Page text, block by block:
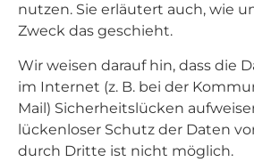
nutzen. Sie erläutert auch, wie
Zweck das geschieht.
Wir weisen darauf hin, dass die
im Internet (z. B. bei der
Mail) Sicherheitslücken
lückenloser Schutz der Daten
durch Dritte ist nicht möglich.